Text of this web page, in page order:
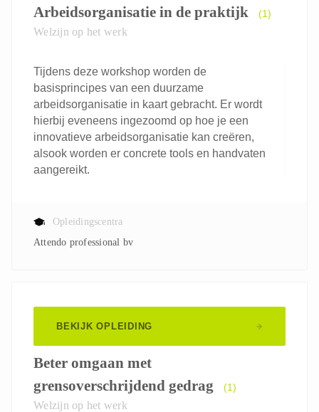
Arbeidsorganisatie in de praktijk (1)
Welzijn op het werk
Tijdens deze workshop worden de
basisprincipes van een duurzame
arbeidsorganisatie in kaart gebracht. Er wordt
hierbij eveneens ingezoomd op hoe je een
innovatieve arbeidsorganisatie kan creëren,
alsook worden er concrete tools en handvaten
aangereikt.
Opleidingscentra
Attendo professional bv
BEKIJK OPLEIDING
Beter omgaan met
grensoverschrijdend gedrag
(1)
Welzijn op het werk